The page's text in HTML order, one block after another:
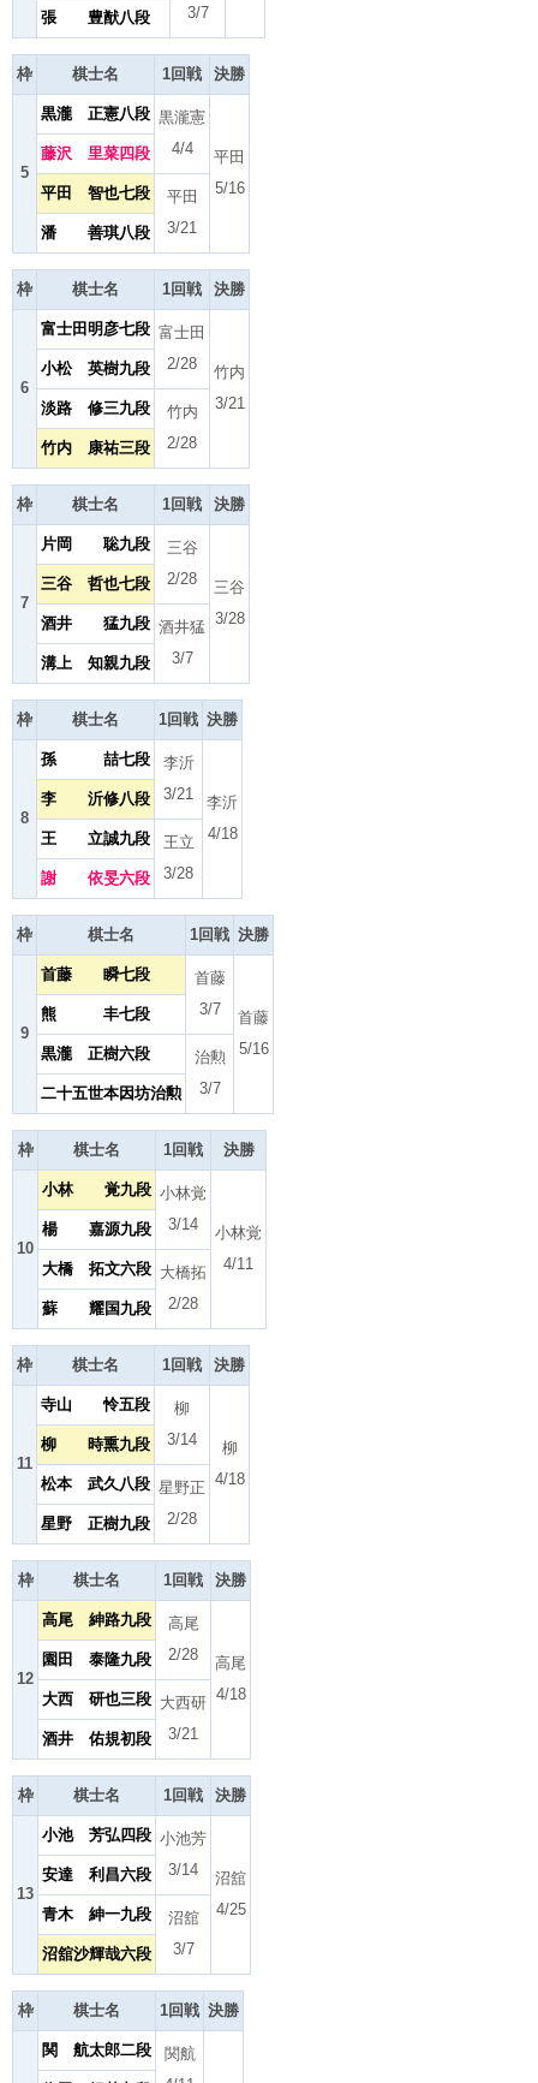
3/7
張 豊猷八段
枠 棋士名 1回戦 決勝
5
黒瀧 正憲八段 黒瀧憲
4/4
平田
5/16
藤沢 里菜四段
平田 智也七段
平田
3/21
潘 善琪八段
枠 棋士名 1回戦 決勝
6
富士田明彦七段 富士田
2/28
竹内
3/21
小松 英樹九段
淡路 修三九段
竹内
2/28
竹内 康祐三段
枠 棋士名 1回戦 決勝
7
片岡 聡九段
三谷
2/28
三谷
3/28
三谷 哲也七段
酒井 猛九段 酒井猛
3/7
溝上 知親九段
枠 棋士名 1回戦 決勝
8
孫 喆七段
李沂
3/21
李沂
4/18
李 沂修八段
王 立誠九段
王立
3/28
謝 依旻六段
枠 棋士名 1回戦 決勝
9
首藤 瞬七段
首藤
3/7
首藤
5/16
熊 丰七段
黒瀧 正樹六段
治勲
3/7
二十五世本因坊治勲
枠 棋士名 1回戦 決勝
10
小林 覚九段 小林覚
3/14
小林覚
4/11
楊 嘉源九段
大橋 拓文六段 大橋拓
2/28
蘇 耀国九段
枠 棋士名 1回戦 決勝
11
寺山 怜五段
柳
3/14
柳
4/18
柳 時熏九段
松本 武久八段 星野正
2/28
星野 正樹九段
枠 棋士名 1回戦 決勝
12
高尾 紳路九段
高尾
2/28
高尾
4/18
園田 泰隆九段
大西 研也三段 大西研
3/21
酒井 佑規初段
枠 棋士名 1回戦 決勝
13
小池 芳弘四段 小池芳
3/14
沼舘
4/25
安達 利昌六段
青木 紳一九段
沼舘
3/7
沼舘沙輝哉六段
枠 棋士名 1回戦 決勝
関 航太郎二段
関航